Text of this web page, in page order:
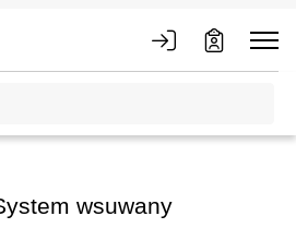
wsuwany